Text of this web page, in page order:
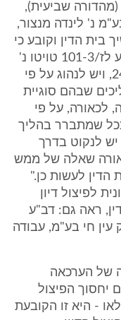
(מהדורה שביעית),
3 טי.אי.טי. בע"מ נ' לינדה מנצור,
423-424), וממשיך בית הדין וקובע כי
אכן, ההלכה היא כפי שנקבעה בדב"ע לז/101-3 טויטו נ'
מגן דוד אדום, פד"ע ט 238, 240-241, ויש לנהוג על פי
שבהם סוגיית
לכאורה, על פי
שמתברר בהליך
יש לנקוט בדרך
שאלה של ממש
לעשות כן."
לפיצול דיון
ראה גם: דב"ע
עין חי בע"מ, עבודה
של הערכאה
יחסוך הפיצול
- היא זו הקובעת